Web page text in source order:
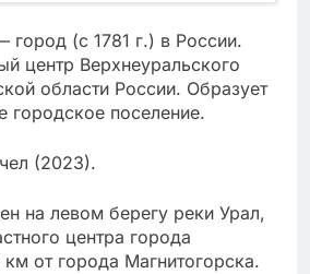
город (с 1781 г.) в России.
центр Верхнеуральского
области России. Образует
городское поселение.
(2023).
на левом берегу реки Урал,
центра города
от города Магнитогорска.